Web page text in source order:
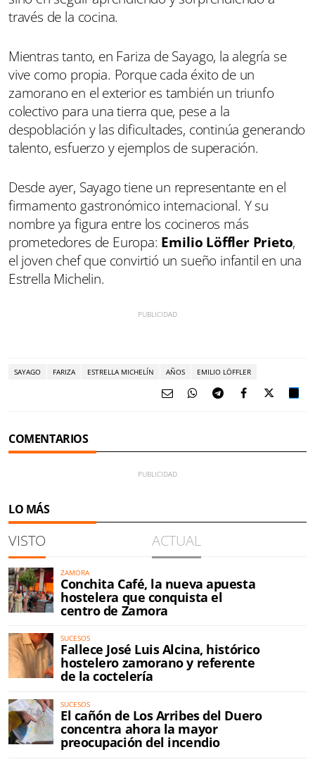
través de la cocina.
Mientras tanto, en Fariza de Sayago, la alegría se
vive como propia. Porque cada éxito de un
zamorano en el exterior es también un triunfo
colectivo para una tierra que, pese a la
despoblación y las dificultades, continúa generando
talento, esfuerzo y ejemplos de superación.
Desde ayer, Sayago tiene un representante en el
firmamento gastronómico internacional. Y su
nombre ya figura entre los cocineros más
prometedores de Europa: Emilio Löffler Prieto,
el joven chef que convirtió un sueño infantil en una
Estrella Michelin.
SAYAGO FARIZA ESTRELLA MICHELÍN AÑOS EMILIO LÖFFLER
COMENTARIOS
LO MÁS
VISTO ACTUAL
ZAMORA
Conchita Café, la nueva apuesta
hostelera que conquista el
centro de Zamora
SUCESOS
Fallece José Luis Alcina, histórico
hostelero zamorano y referente
de la coctelería
SUCESOS
El cañón de Los Arribes del Duero
concentra ahora la mayor
preocupación del incendio